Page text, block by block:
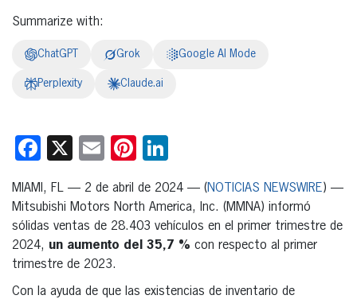
Summarize with:
ChatGPT Grok Google AI Mode
Perplexity Claude.ai
Facebook
X EmailPinterest
MIAMI, FL — 2 de abril de 2024 — (NOTICIAS NEWSWIRE) —
Mitsubishi Motors North America, Inc. (MMNA) informó
sólidas ventas de 28.403 vehículos en el primer trimestre de
2024, un aumento del 35,7 % con respecto al primer
trimestre de 2023.
Con la ayuda de que las existencias de inventario de